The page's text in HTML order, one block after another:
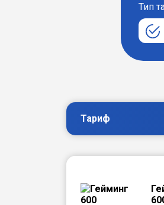
Тип
Тариф